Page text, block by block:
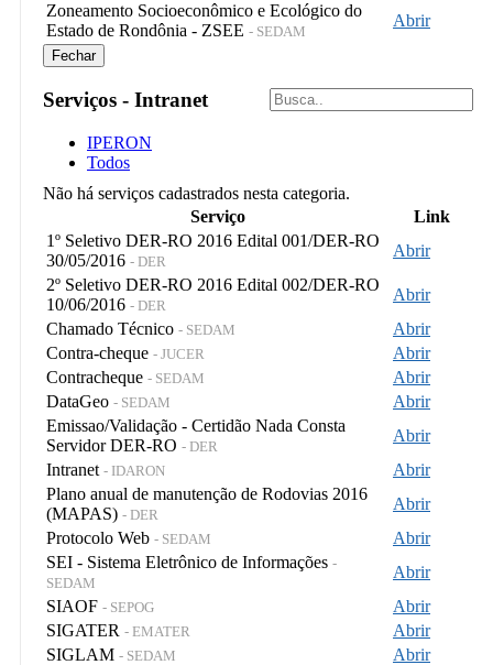
Zoneamento Socioeconômico e Ecológico do
Estado de Rondônia - ZSEE - SEDAM
Abrir
Fechar
Serviços - Intranet
IPERON
Todos
Não há serviços cadastrados nesta categoria.
Serviço
Link
1º Seletivo DER-RO 2016 Edital 001/DER-RO
30/05/2016 - DER
Abrir
2º Seletivo DER-RO 2016 Edital 002/DER-RO
10/06/2016 - DER
Abrir
Chamado Técnico - SEDAM
Abrir
Contra-cheque - JUCER
Abrir
Contracheque - SEDAM
Abrir
DataGeo - SEDAM
Abrir
Emissao/Validação - Certidão Nada Consta
Servidor DER-RO - DER
Abrir
Intranet - IDARON
Abrir
Plano anual de manutenção de Rodovias 2016
(MAPAS) - DER
Abrir
Protocolo Web - SEDAM
Abrir
SEI - Sistema Eletrônico de Informações -
SEDAM
Abrir
SIAOF - SEPOG
Abrir
SIGATER - EMATER
Abrir
SIGLAM - SEDAM
Abrir